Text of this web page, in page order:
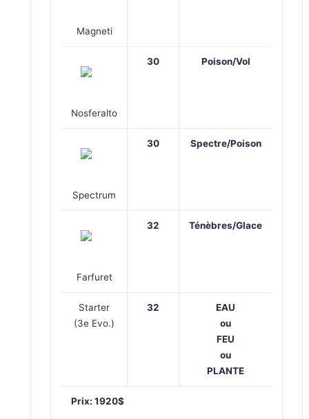
Magneti
Nosferalto
30 Poison/Vol
Spectrum
30 Spectre/Poison
Farfuret
32 Ténèbres/Glace
Starter
(3e Evo.)
32
EAU
ou
FEU
ou
PLANTE
Prix: 1920$